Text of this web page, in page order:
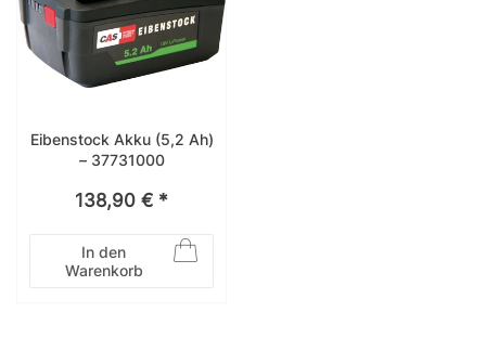
Eibenstock Akku (5,2 Ah)
– 37731000
138,90 € *
In den
Warenkorb